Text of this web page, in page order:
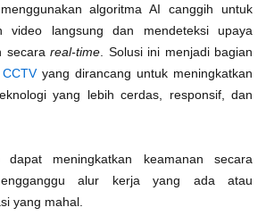
algoritma AI canggih untuk
video langsung dan mendeteksi upaya
secarareal-time
Solusi ini menjadi bagian
yang dirancang untuk meningkatkan
yang lebih cerdas, responsif, dan
meningkatkan keamanan secara
alur kerja yang ada atau
yang mahal.